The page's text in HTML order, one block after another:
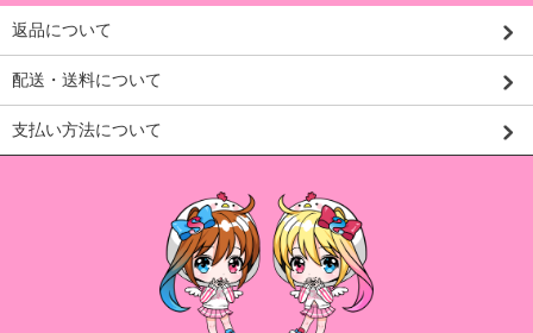
返品について
配送・送料について
支払い方法について